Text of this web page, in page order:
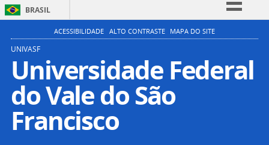
BRASIL
Simplifique!
Participe
Acesso à informação
Legislação
ACESSIBILIDADE ALTO CONTRASTE MAPA DO SITE
UNIVASF
Universidade Federal
do Vale do São
Francisco